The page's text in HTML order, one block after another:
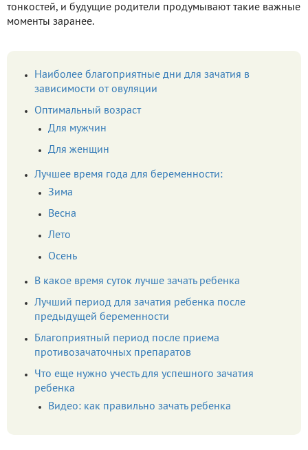
тонкостей, и будущие родители продумывают такие важные
моменты заранее.
Наиболее благоприятные дни для зачатия в
зависимости от овуляции
Оптимальный возраст
Для мужчин
Для женщин
Лучшее время года для беременности:
Зима
Весна
Лето
Осень
В какое время суток лучше зачать ребенка
Лучший период для зачатия ребенка после
предыдущей беременности
Благоприятный период после приема
противозачаточных препаратов
Что еще нужно учесть для успешного зачатия
ребенка
Видео: как правильно зачать ребенка